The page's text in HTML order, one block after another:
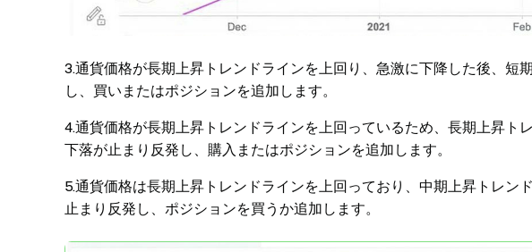
3.通貨価格が長期上昇トレンドラインを上回り、急激に下降した後、短
し、買いまたはポジションを追加します。
4.通貨価格が長期上昇トレンドラインを上回っているため、長期上昇ト
下落が止まり反発し、購入またはポジションを追加します。
5.通貨価格は長期上昇トレンドラインを上回っており、中期上昇トレン
止まり反発し、ポジションを買うか追加します。